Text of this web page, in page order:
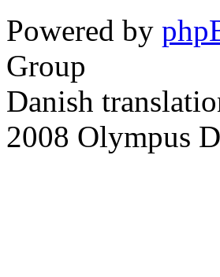
Powered by
Group
Danish
2008 Olympus